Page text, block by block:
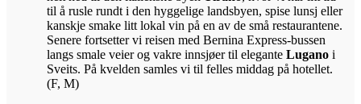
til å rusle rundt i den hyggelige landsbyen, spise lunsj eller
kanskje smake litt lokal vin på en av de små restaurantene.
Senere fortsetter vi reisen med Bernina Express-bussen
langs smale veier og vakre innsjøer til elegante Lugano i
Sveits. På kvelden samles vi til felles middag på hotellet.
(F, M)